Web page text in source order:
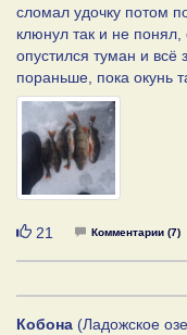
сломал удочку потом
клюнул так и не
опустился туман и всё
пораньше, пока окунь
Нравится
21 Комментарии (7)
Кобона (Ладожское